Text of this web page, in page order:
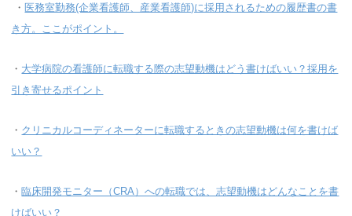
・ 医務室勤務(企業看護師、産業看護師)に採用されるための履歴書の書
き方。ここがポイント。
・ 大学病院の看護師に転職する際の志望動機はどう書けばいい？採用を
引き寄せるポイント
・ クリニカルコーディネーターに転職するときの志望動機は何を書けば
いい？
・臨床開発モニター（CRA）への転職では、志望動機はどんなことを書
けばいい？